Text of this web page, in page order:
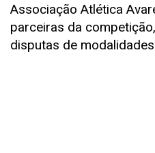
Associação Atlética
parceiras da
disputas de